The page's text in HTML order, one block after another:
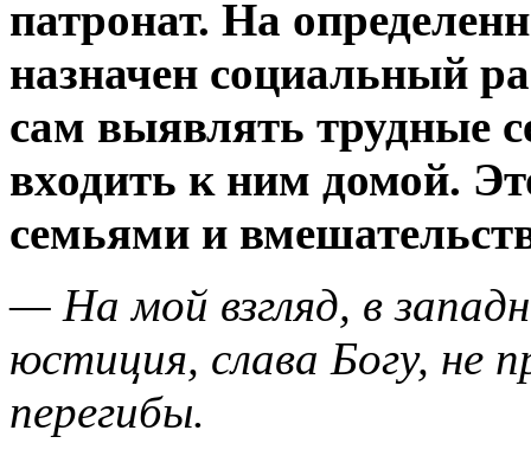
патронат. На
назначен социальный
сам выявлять трудные
входить к ним домой.
семьями и
— На мой взгляд, в
юстиция, слава Богу, не
перегибы.